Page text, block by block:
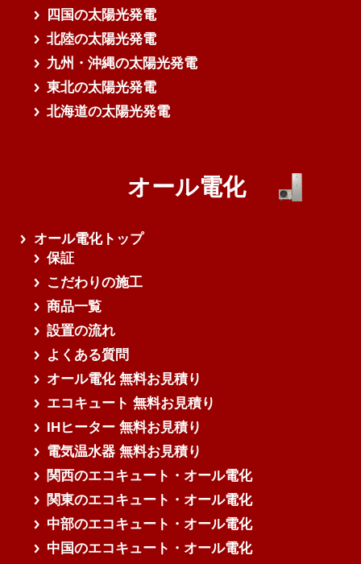
四国の太陽光発電
北陸の太陽光発電
九州・沖縄の太陽光発電
東北の太陽光発電
北海道の太陽光発電
オール電化
オール電化トップ
保証
こだわりの施工
商品一覧
設置の流れ
よくある質問
オール電化 無料お見積り
エコキュート 無料お見積り
IHヒーター 無料お見積り
電気温水器 無料お見積り
関西のエコキュート・オール電化
関東のエコキュート・オール電化
中部のエコキュート・オール電化
中国のエコキュート・オール電化